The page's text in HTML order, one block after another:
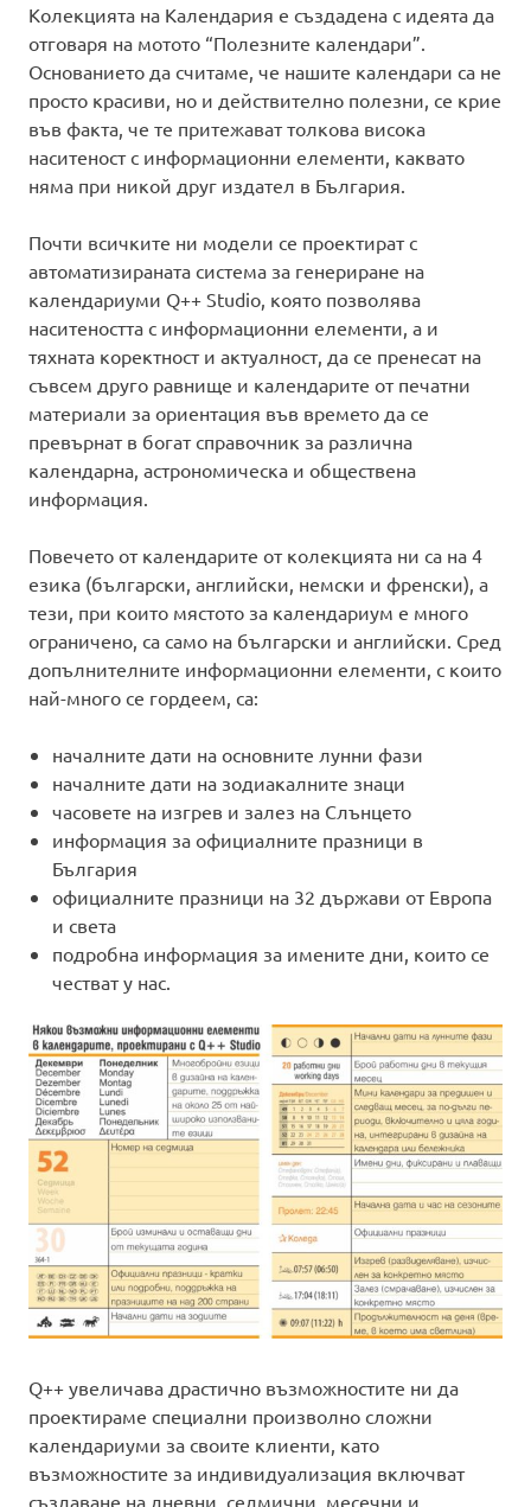
Колекцията на Календария е създадена с идеята да
отговаря на мотото “Полезните календари”.
Основанието да считаме, че нашите календари са не
просто красиви, но и действително полезни, се крие
във факта, че те притежават толкова висока
наситеност с информационни елементи, каквато
няма при никой друг издател в България.
Почти всичките ни модели се проектират с
автоматизираната система за генериране на
календариуми Q++ Studio, която позволява
наситеността с информационни елементи, а и
тяхната коректност и актуалност, да се пренесат на
съвсем друго равнище и календарите от печатни
материали за ориентация във времето да се
превърнат в богат справочник за различна
календарна, астрономическа и обществена
информация.
Повечето от календарите от колекцията ни са на 4
езика (български, английски, немски и френски), а
тези, при които мястото за календариум е много
ограничено, са само на български и английски. Сред
допълнителните информационни елементи, с които
най-много се гордеем, са:
началните дати на основните лунни фази
началните дати на зодиакалните знаци
часовете на изгрев и залез на Слънцето
информация за официалните празници в
България
официалните празници на 32 държави от Европа
и света
подробна информация за имените дни, които се
честват у нас.
Q++ увеличава драстично възможностите ни да
проектираме специални произволно сложни
календариуми за своите клиенти, като
възможностите за индивидуализация включват
създаване на дневни, седмични, месечни и